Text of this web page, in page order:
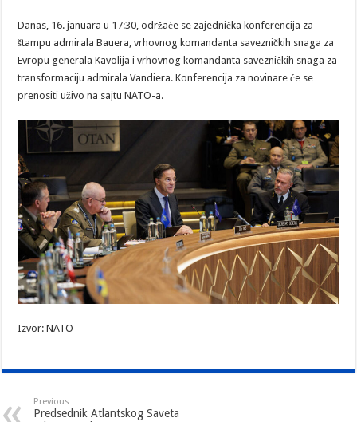
Danas, 16. januara u 17:30, održaće se zajednička konferencija za
štampu admirala Bauera, vrhovnog komandanta savezničkih snaga za
Evropu generala Kavolija i vrhovnog komandanta savezničkih snaga za
transformaciju admirala Vandiera. Konferencija za novinare će se
prenositi uživo na sajtu NATO-a.
Izvor: NATO
Previous
Predsednik Atlantskog Saveta